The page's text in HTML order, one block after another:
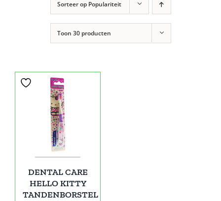
Sorteer op Populariteit
Toon 30 producten
DENTAL CARE
HELLO KITTY
TANDENBORSTEL